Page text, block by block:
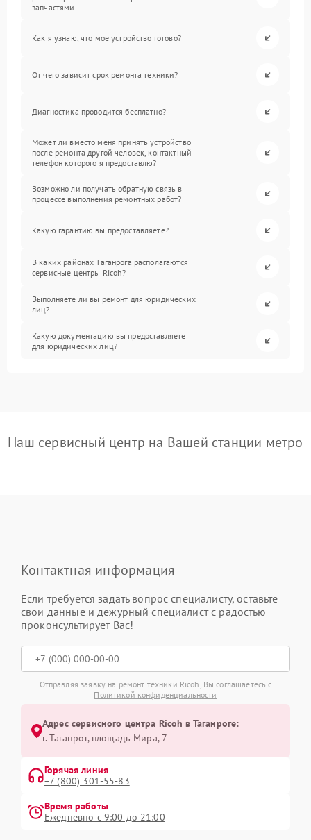
запчастями.
Как я узнаю, что мое устройство готово?
От чего зависит срок ремонта техники?
Диагностика проводится бесплатно?
Может ли вместо меня принять устройство
после ремонта другой человек, контактный
телефон которого я предоставлю?
Возможно ли получать обратную связь в
процессе выполнения ремонтных работ?
Какую гарантию вы предоставляете?
В каких районах Таганрога располагаются
сервисные центры Ricoh?
Выполняете ли вы ремонт для юридических
лиц?
Какую документацию вы предоставляете
для юридических лиц?
Наш сервисный центр на Вашей станции метро
Контактная информация
Если требуется задать вопрос специалисту, оставьте
свои данные и дежурный специалист с радостью
проконсультирует Вас!
Отправляя заявку на ремонт техники Ricoh, Вы соглашаетесь с
Политикой конфиденциальности
Адрес сервисного центра Ricoh в Таганроге:
г. Таганрог, площадь Мира, 7
Горячая линия
+7 (800) 301-55-83
Время работы
Ежедневно с 9:00 до 21:00